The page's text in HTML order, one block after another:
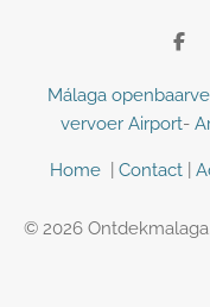
D
l
n
Málaga
vervoer Airport-
Home Contact
© 2026